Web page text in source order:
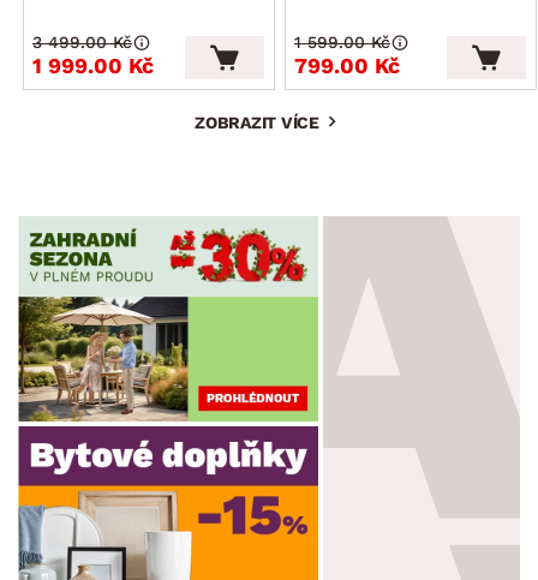
1 999.00 Kč
3 499.00 Kč
799.00 Kč
1 599.00 Kč
ZOBRAZIT VÍCE